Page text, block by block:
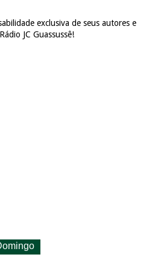
exclusiva de seus autores e
JC Guassussê!